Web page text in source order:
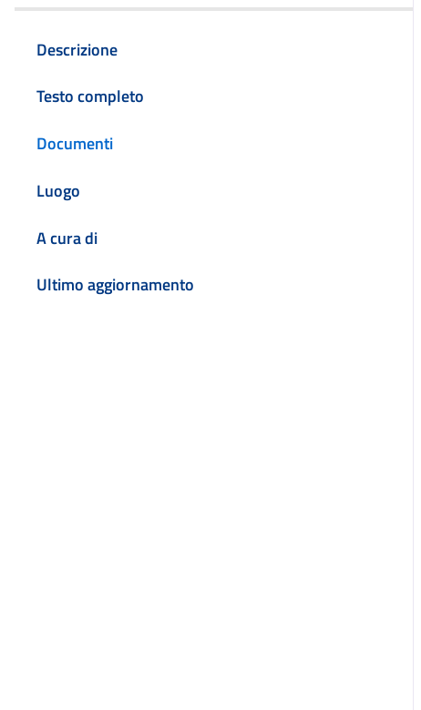
Descrizione
Testo completo
Documenti
Luogo
A cura di
Ultimo aggiornamento